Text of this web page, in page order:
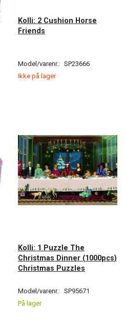
Kolli: 2 Cushion Horse
Friends
Model/varenr.: SP23666
Ikke på lager
Kolli: 1 Puzzle The
Christmas Dinner (1000pcs)
Christmas Puzzles
Model/varenr.: SP95671
På lager